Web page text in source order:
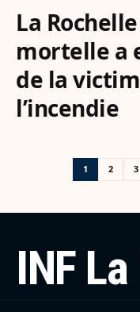
La
mortelle a
de la
l’incendie
1 2 3
INF